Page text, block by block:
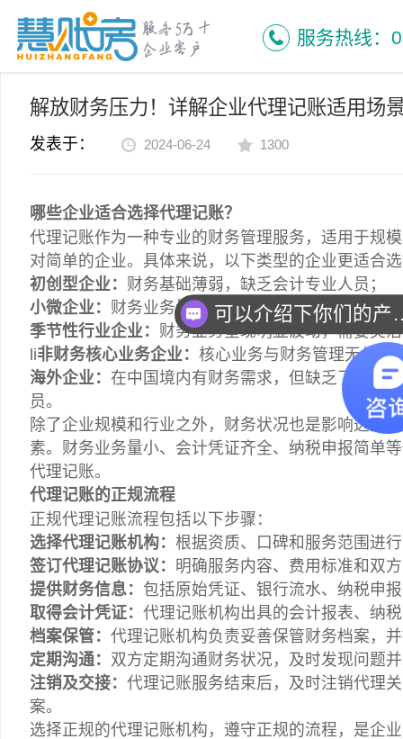
服务热线：
新闻资讯
解放财务压力！详解企业代理记账适用场
发表于： 2024-06-24 1300
哪些企业适合选择代理记账？
代理记账作为一种专业的财务管理服务，适用于规
对简单的企业。具体来说，以下类型的企业更适合
初创型企业： 财务基础薄弱，缺乏会计专业人员；
小微企业： 财务业务量不大，聘请专职会计成本较
季节性行业企业： 财务业务呈现明显波动，需要灵
li非财务核心业务企业： 核心业务与财务管理无关，
海外企业： 在中国境内有财务需求，但缺乏了解本
员。
除了企业规模和行业之外，财务状况也是影响选择
素。财务业务量小、会计凭证齐全、纳税申报简单
代理记账。
代理记账的正规流程
正规代理记账流程包括以下步骤：
选择代理记账机构： 根据资质、口碑和服务范围进
签订代理记账协议： 明确服务内容、费用标准和双
提供财务信息： 包括原始凭证、银行流水、纳税申
取得会计凭证： 代理记账机构出具的会计报表、纳
档案保管： 代理记账机构负责妥善保管财务档案，
定期沟通： 双方定期沟通财务状况，及时发现问题
注销及交接： 代理记账服务结束后，及时注销代理
案。
选择正规的代理记账机构，遵守正规的流程，是企
可以